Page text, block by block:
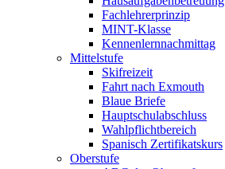
Fachlehrerprinzip
MINT-Klasse
Kennenlernnachmittag
Mittelstufe
Skifreizeit
Fahrt nach Exmouth
Blaue Briefe
Hauptschulabschluss
Wahlpflichtbereich
Spanisch Zertifikatskurs
Oberstufe